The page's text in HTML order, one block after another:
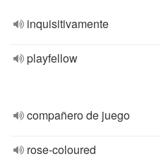
inquisitivamente
playfellow
compañero de juego
rose-coloured